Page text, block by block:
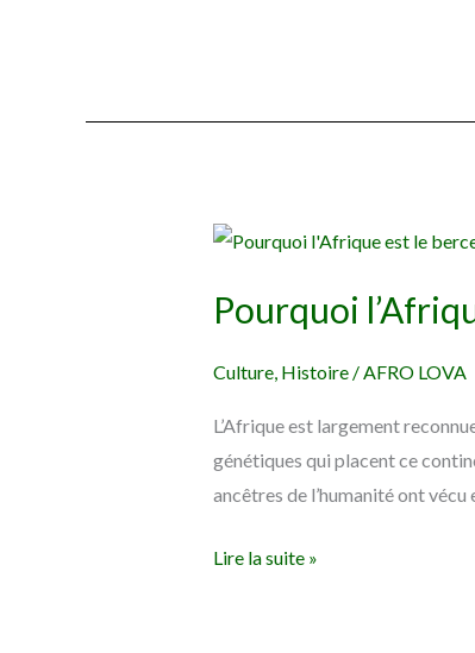
Pourquoi
Culture, Histoire/AFRO LOVA
L’Afrique est largement
génétiques qui placent ce
ancêtres de l’humanité ont
Pourquoi
est
Berceau
Lire la suite »